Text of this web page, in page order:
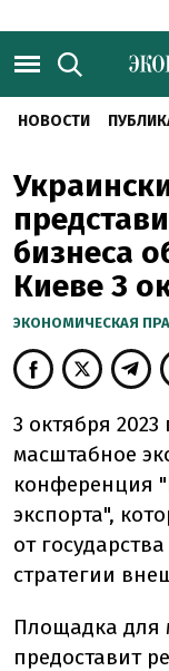
НОВОСТИ
бизнеса
Киеве 3
ЭКОНОМИЧЕСКАЯ
3 октября 2023
масштабное
конференция
экспорта",
от
стратегии
Площадка для
предоставит